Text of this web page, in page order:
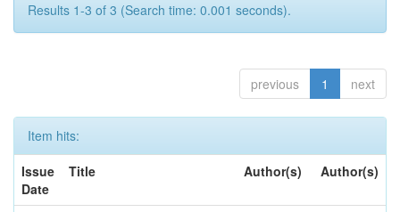
Results 1-3 of 3 (Search time: 0.001 seconds).
previous 1 next
Item hits:
Issue
Date
Title Author(s) Author(s)